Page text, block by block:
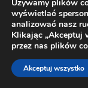
Używamy plików
wyświetlać
analizować nasz
Klikając „Akceptuj
przez nas plików
Akceptuj wszystko